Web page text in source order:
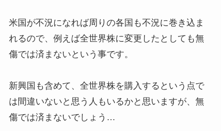
米国が不況になれば周りの各国も不況に巻き込ま
れるので、例えば全世界株に変更したとしても無
傷では済まないという事です。
新興国も含めて、全世界株を購入するという点で
は間違いないと思う人もいるかと思いますが、無
傷では済まないでしょう…